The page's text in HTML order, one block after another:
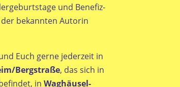
und Benefiz-
bekannten Autorin
Euch gerne jederzeit in
Bergstraße, das sich in
inWaghäusel-